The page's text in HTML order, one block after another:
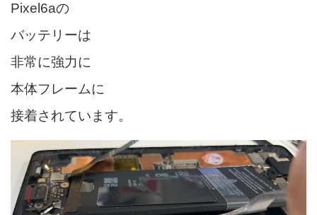
Pixel6aの
バッテリーは
非常に強力に
本体フレームに
接着されています。